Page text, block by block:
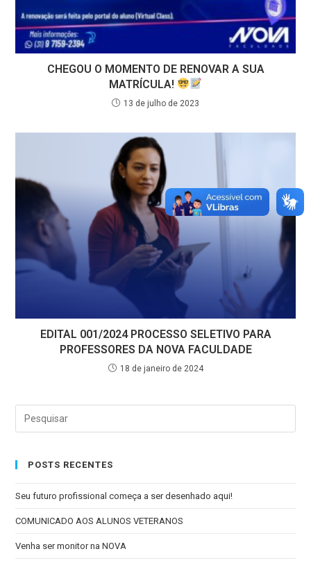
CHEGOU O MOMENTO DE RENOVAR A SUA
MATRÍCULA!
13 de julho de 2023
EDITAL 001/2024 PROCESSO SELETIVO PARA
PROFESSORES DA NOVA FACULDADE
18 de janeiro de 2024
POSTS RECENTES
Seu futuro profissional começa a ser desenhado aqui!
COMUNICADO AOS ALUNOS VETERANOS
Venha ser monitor na NOVA